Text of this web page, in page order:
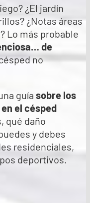
¿El jardín
¿Notas áreas
Lo más probable
de
no
guíasobre los
el césped
qué daño
y debes
residenciales,
deportivos.